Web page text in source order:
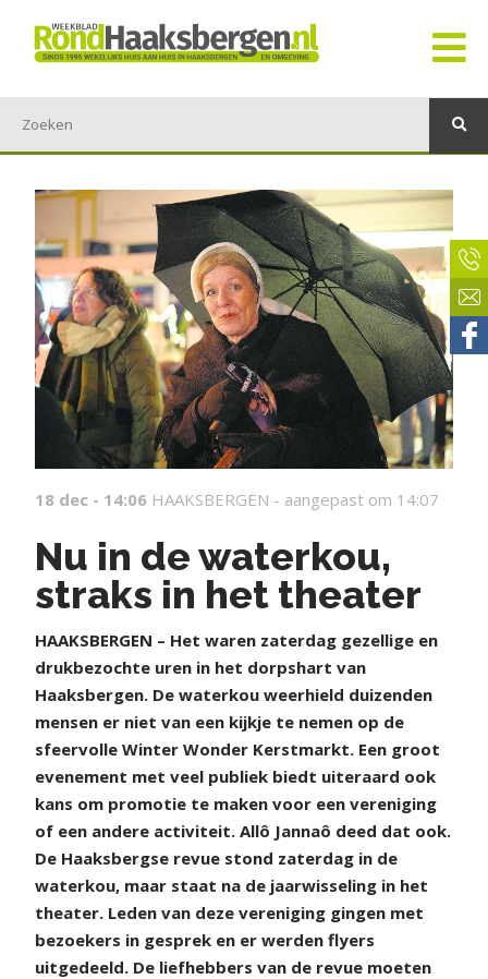
18 dec - 14:06 HAAKSBERGEN - aangepast om 14:07
Nu in de waterkou,
straks in het theater
HAAKSBERGEN – Het waren zaterdag gezellige en
drukbezochte uren in het dorpshart van
Haaksbergen. De waterkou weerhield duizenden
mensen er niet van een kijkje te nemen op de
sfeervolle Winter Wonder Kerstmarkt. Een groot
evenement met veel publiek biedt uiteraard ook
kans om promotie te maken voor een vereniging
of een andere activiteit. Allô Jannaô deed dat ook.
De Haaksbergse revue stond zaterdag in de
waterkou, maar staat na de jaarwisseling in het
theater. Leden van deze vereniging gingen met
bezoekers in gesprek en er werden flyers
uitgedeeld. De liefhebbers van de revue moeten